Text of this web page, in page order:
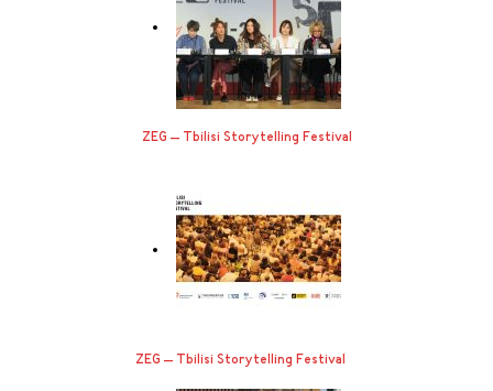
ZEG – Tbilisi Storytelling Festival
ZEG – Tbilisi Storytelling Festival